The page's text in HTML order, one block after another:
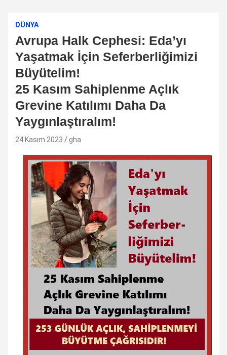
DÜNYA
Avrupa Halk Cephesi: Eda’yı
Yaşatmak İçin Seferberliğimizi
Büyütelim!
25 Kasım Sahiplenme Açlık
Grevine Katılımı Daha Da
Yaygınlaştıralım!
24 Kasım 2023 gha